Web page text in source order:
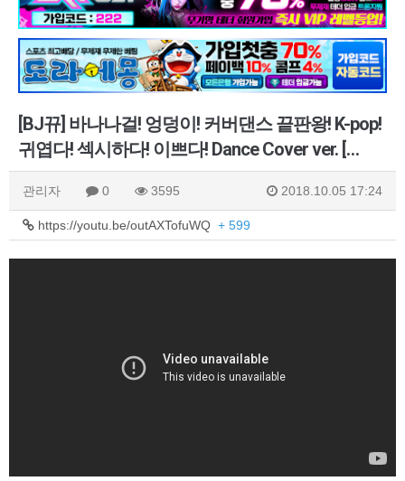
[BJ뀨] 바나나걸! 엉덩이! 커버댄스 끝판왕! K-pop!
귀엽다! 섹시하다! 이쁘다! Dance Cover ver. […
관리자 0 3595 2018.10.05 17:24
https://youtu.be/outAXTofuWQ + 599